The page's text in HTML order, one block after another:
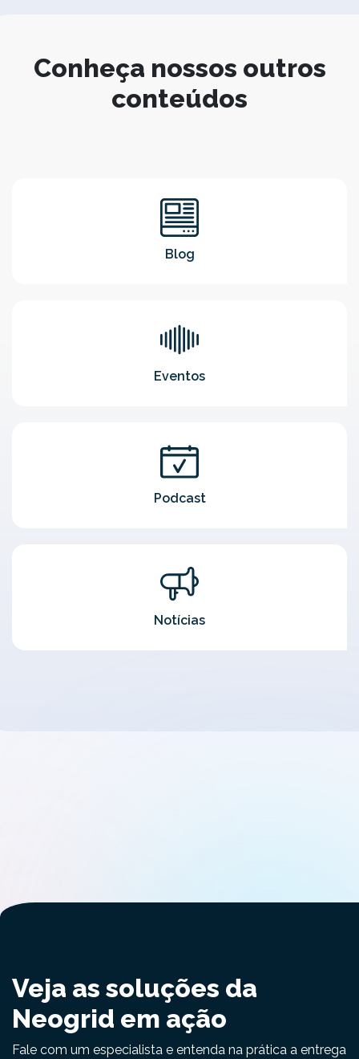
Conheça nossos outros
conteúdos
Blog
Eventos
Podcast
Notícias
Veja as soluções da
Neogrid em ação
Fale com um especialista e entenda na prática a entrega